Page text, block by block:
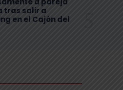
tras salir a
en el Cajón del